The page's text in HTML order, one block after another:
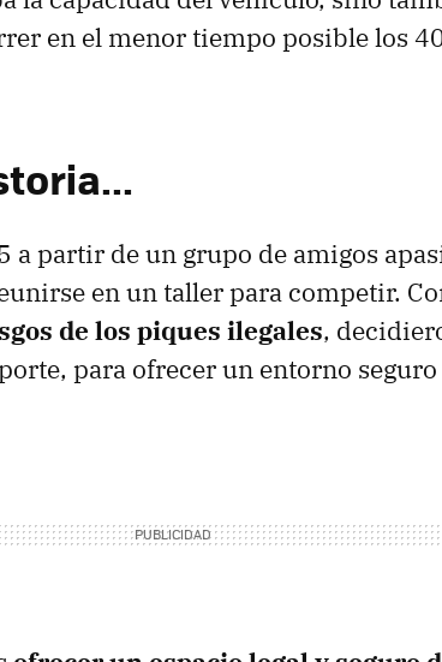
en el menor tiempo posible los
a partir de un grupo de amigos
en un taller para competir.
de los piques ilegales,
para ofrecer un entorno